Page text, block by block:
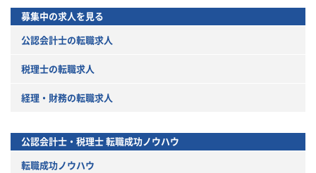
募集中の求人を見る
公認会計士の転職求人
税理士の転職求人
経理・財務の転職求人
公認会計士・税理士転職成功ノウハウ
転職成功ノウハウ